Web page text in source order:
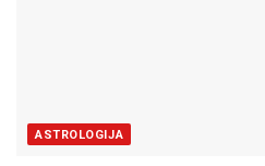
ASTROLOGIJA